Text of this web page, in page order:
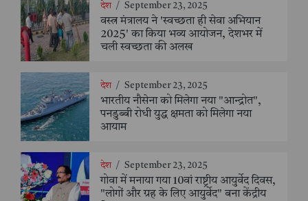
देश / September 23, 2025
वस्त्र मंत्रालय ने 'स्वच्छता ही सेवा अभियान
2025' का किया भव्य आयोजन, देशभर में
चली स्वच्छता की अलख
देश / September 23, 2025
भारतीय नौसेना को मिलेगा नया "आन्द्रोत",
पनडुब्बी रोधी युद्ध क्षमता को मिलेगा नया
आयाम
देश / September 23, 2025
गोवा में मनाया गया 10वां राष्ट्रीय आयुर्वेद दिवस,
"लोगों और ग्रह के लिए आयुर्वेद" बना केंद्रीय